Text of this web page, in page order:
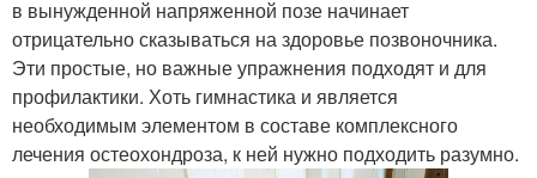
в вынужденной напряженной позе начинает
отрицательно сказываться на здоровье позвоночника.
Эти простые, но важные упражнения подходят и для
профилактики. Хоть гимнастика и является
необходимым элементом в составе комплексного
лечения остеохондроза, к ней нужно подходить разумно.